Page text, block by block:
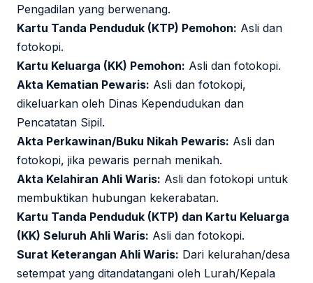
Pengadilan yang berwenang.
Kartu Tanda Penduduk (KTP) Pemohon: Asli dan
fotokopi.
Kartu Keluarga (KK) Pemohon: Asli dan fotokopi.
Akta Kematian Pewaris: Asli dan fotokopi,
dikeluarkan oleh Dinas Kependudukan dan
Pencatatan Sipil.
Akta Perkawinan/Buku Nikah Pewaris: Asli dan
fotokopi, jika pewaris pernah menikah.
Akta Kelahiran Ahli Waris: Asli dan fotokopi untuk
membuktikan hubungan kekerabatan.
Kartu Tanda Penduduk (KTP) dan Kartu Keluarga
(KK) Seluruh Ahli Waris: Asli dan fotokopi.
Surat Keterangan Ahli Waris: Dari kelurahan/desa
setempat yang ditandatangani oleh Lurah/Kepala